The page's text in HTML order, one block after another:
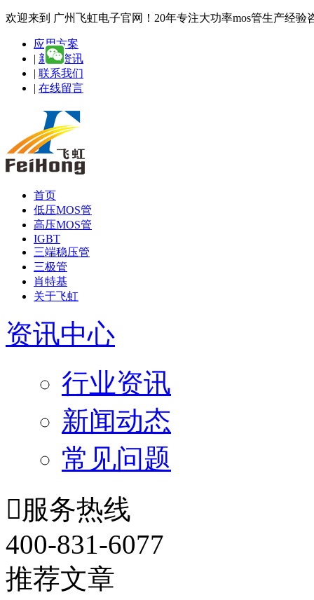
欢迎来到 广州飞虹电子官网！20年专注大功率mos管生产经验
应用方案
| 新闻资讯
| 联系我们
| 在线留言
首页
低压MOS管
高压MOS管
IGBT
三端稳压管
三极管
肖特基
关于飞虹
资讯中心
行业资讯
新闻动态
常见问题
服务热线
400-831-6077
推荐文章